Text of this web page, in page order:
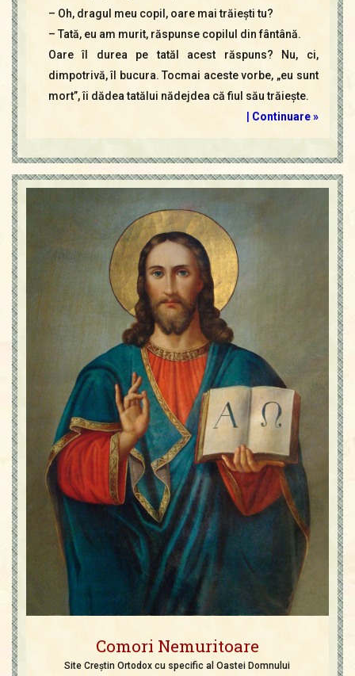
– Oh, dragul meu copil, oare mai trăieşti tu?
– Tată, eu am murit, răspunse copilul din fântână.
Oare îl durea pe tatăl acest răspuns? Nu, ci,
dimpotrivă, îl bucura. Tocmai aceste vorbe, „eu sunt
mort”, îi dădea tatălui nădejdea că fiul său trăieşte.
Continuare »
Comori Nemuritoare
Site Creștin Ortodox cu specific al Oastei Domnului